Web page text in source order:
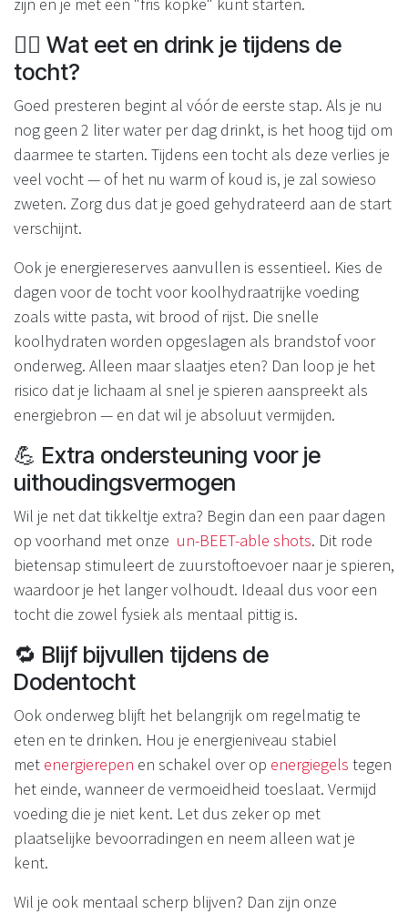
zijn en je met een "fris kopke" kunt starten.
🚶‍♂️ Wat eet en drink je tijdens de
tocht?
Goed presteren begint al vóór de eerste stap. Als je nu
nog geen 2 liter water per dag drinkt, is het hoog tijd om
daarmee te starten. Tijdens een tocht als deze verlies je
veel vocht — of het nu warm of koud is, je zal sowieso
zweten. Zorg dus dat je goed gehydrateerd aan de start
verschijnt.
Ook je energiereserves aanvullen is essentieel. Kies de
dagen voor de tocht voor koolhydraatrijke voeding
zoals witte pasta, wit brood of rijst. Die snelle
koolhydraten worden opgeslagen als brandstof voor
onderweg. Alleen maar slaatjes eten? Dan loop je het
risico dat je lichaam al snel je spieren aanspreekt als
energiebron — en dat wil je absoluut vermijden.
💪 Extra ondersteuning voor je
uithoudingsvermogen
Wil je net dat tikkeltje extra? Begin dan een paar dagen
op voorhand met onze un-BEET-able shots. Dit rode
bietensap stimuleert de zuurstoftoevoer naar je spieren,
waardoor je het langer volhoudt. Ideaal dus voor een
tocht die zowel fysiek als mentaal pittig is.
🔁 Blijf bijvullen tijdens de
Dodentocht
Ook onderweg blijft het belangrijk om regelmatig te
eten en te drinken. Hou je energieniveau stabiel
met energierepen en schakel over op energiegels tegen
het einde, wanneer de vermoeidheid toeslaat. Vermijd
voeding die je niet kent. Let dus zeker op met
plaatselijke bevoorradingen en neem alleen wat je
kent.
Wil je ook mentaal scherp blijven? Dan zijn onze